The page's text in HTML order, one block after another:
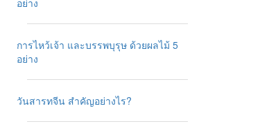
อย่าง
การไหว้เจ้า และบรรพบุรุษ ด้วยผลไม้ 5
อย่าง
วันสารทจีน สำคัญอย่างไร?